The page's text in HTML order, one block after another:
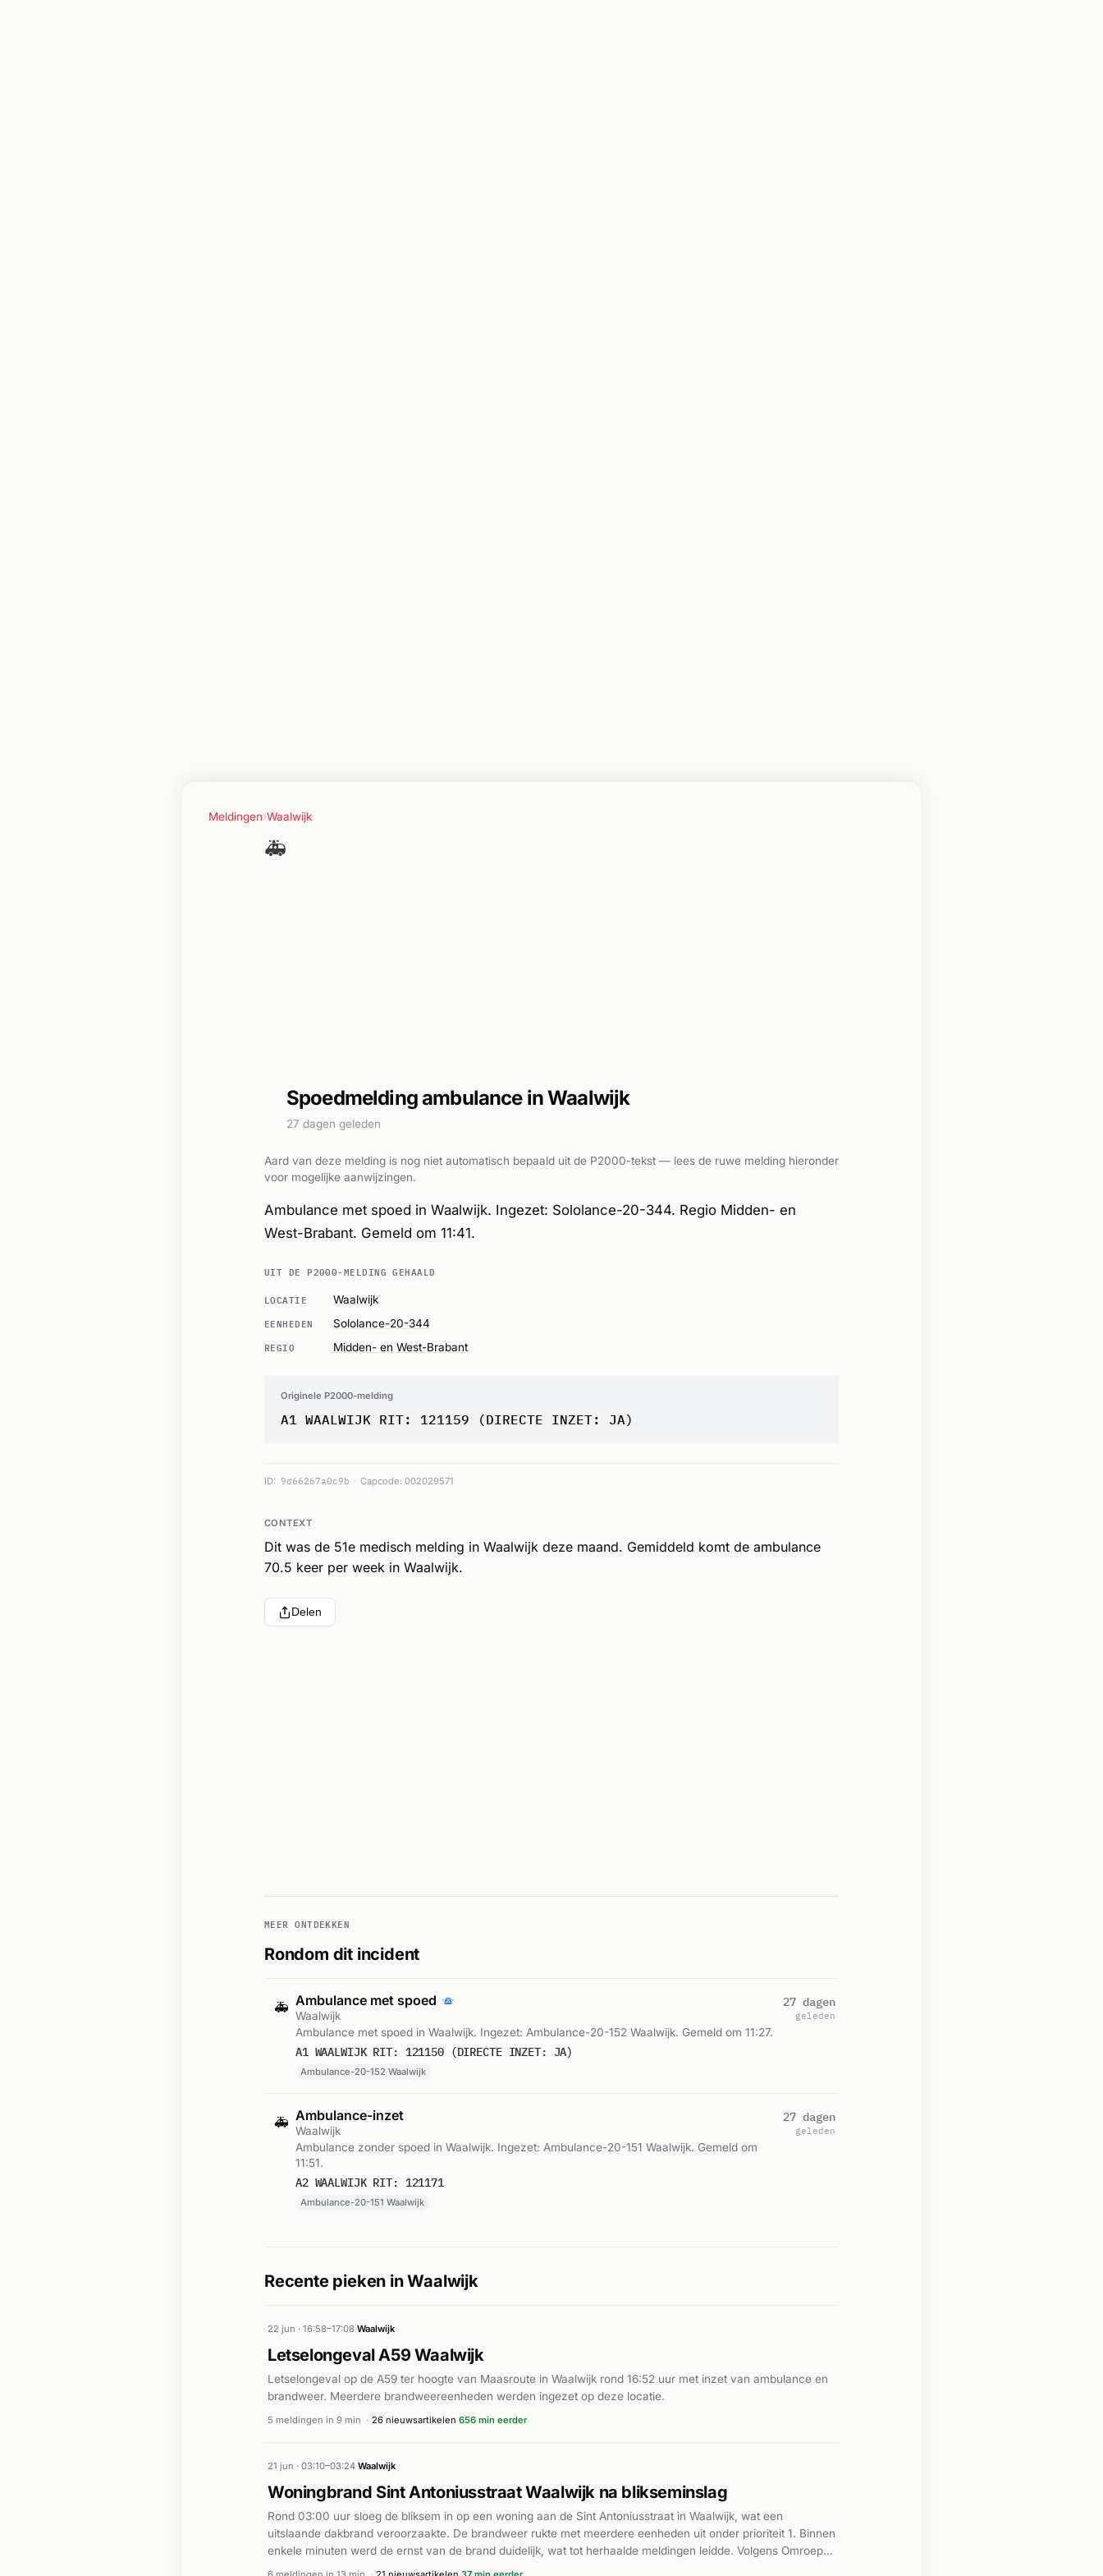
Meldingen›Waalwijk
🚑
Spoedmelding ambulance in Waalwijk
27 dagen geleden
Aard van deze melding is nog niet automatisch bepaald uit de P2000-tekst — lees de ruwe melding hieronder
voor mogelijke aanwijzingen.
Ambulance met spoed in Waalwijk. Ingezet: Sololance-20-344. Regio Midden- en
West-Brabant. Gemeld om 11:41.
UIT DE P2000-MELDING GEHAALD
LOCATIE
Waalwijk
EENHEDEN Sololance-20-344
REGIO Midden- en West-Brabant
Originele P2000-melding
A1 WAALWIJK RIT: 121159 (DIRECTE INZET: JA)
ID: 9d66267a0c9b Capcode: 002029571
CONTEXT
Dit was de 51e medisch melding in Waalwijk deze maand. Gemiddeld komt de ambulance
70.5 keer per week in Waalwijk.
Delen
MEER ONTDEKKEN
Rondom dit incident
🚑 Ambulance met spoed
Waalwijk
Ambulance met spoed in Waalwijk. Ingezet: Ambulance-20-152 Waalwijk. Gemeld om 11:27.
A1 WAALWIJK RIT: 121150 (DIRECTE INZET: JA)
Ambulance-20-152 Waalwijk
27 dagen
geleden
🚑 Ambulance-inzet
Waalwijk
Ambulance zonder spoed in Waalwijk. Ingezet: Ambulance-20-151 Waalwijk. Gemeld om
11:51.
A2 WAALWIJK RIT: 121171
Ambulance-20-151 Waalwijk
27 dagen
geleden
Recente pieken in Waalwijk
22 jun · 16:58–17:08·Waalwijk
Letselongeval A59 Waalwijk
Letselongeval op de A59 ter hoogte van Maasroute in Waalwijk rond 16:52 uur met inzet van ambulance en
brandweer. Meerdere brandweereenheden werden ingezet op deze locatie.
5 meldingen in 9 min · 26 nieuwsartikelen 656 min eerder
21 jun · 03:10–03:24·Waalwijk
Woningbrand Sint Antoniusstraat Waalwijk na blikseminslag
Rond 03:00 uur sloeg de bliksem in op een woning aan de Sint Antoniusstraat in Waalwijk, wat een
uitslaande dakbrand veroorzaakte. De brandweer rukte met meerdere eenheden uit onder prioriteit 1. Binnen
enkele minuten werd de ernst van de brand duidelijk, wat tot herhaalde meldingen leidde. Volgens Omroep
Brabant en Brandweer112.nl ontstond de brand tijdens hevig onweer en richtte aanzienlijke schade aan. Het